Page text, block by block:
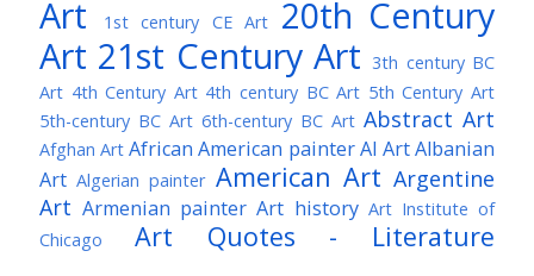
Art
1st century CE Art
20th Century
Art 21st Century Art 3th century BC
Art 4th Century Art 4th century BC Art 5th Century Art
5th-century BC Art 6th-century BC Art Abstract Art
Afghan Art African American painterAI ArtAlbanian
Art Algerian painter American Art Argentine
Art Armenian painter Art history Art Institute of
Chicago
Art Quotes - Literature